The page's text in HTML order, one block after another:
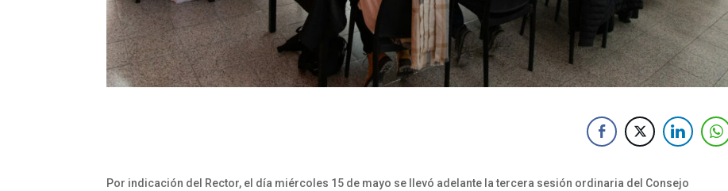
Por indicación del Rector, el día miércoles 15 de mayo se llevó adelante la tercera sesión ordinaria del Consejo